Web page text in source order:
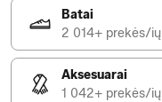
Batai
2 014+ prekės/ių
Aksesuarai
1 042+ prekės/ių